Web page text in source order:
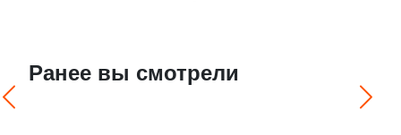
Ранее вы смотрели